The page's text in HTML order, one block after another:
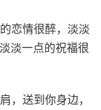
恋情很醉，淡淡
淡一点的祝福很
，送到你身边，